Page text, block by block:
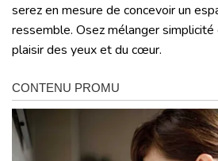
serez en mesure de concevoir un
ressemble. Osez mélanger
plaisir des yeux et du cœur.